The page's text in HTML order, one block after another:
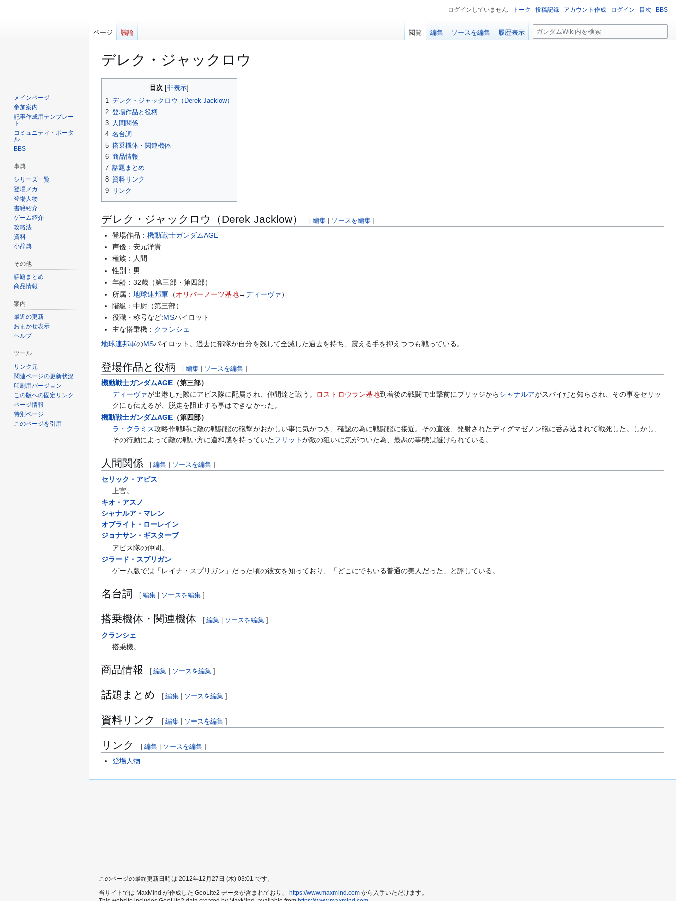
デレク・ジャックロウ
ー
シ
ョ
ン
に
移
動
移
動
目次
1 デレク・ジャックロウ（Derek Jacklow）
2 登場作品と役柄
3 人間関係
4 名台詞
5 搭乗機体・関連機体
6 商品情報
7 話題まとめ
8 資料リンク
9
リンク
デレク・ジャックロウ（Derek Jacklow） [ 編集 ソースを編集 ]
登場作品：機動戦士ガンダムAGE
声優：安元洋貴
種族：人間
性別：男
年齢：32歳（第三部・第四部）
所属：地球連邦軍 （オリバーノーツ基地→ディーヴァ）
階級：中尉（第三部）
役職・称号など:MSパイロット
主な搭乗機： クランシェ
地球連邦軍のMSパイロット。過去に部隊が自分を残して全滅した過去を持ち、震える手を抑えつつも戦っている。
登場作品と役柄 [ 編集 ソースを編集 ]
機動戦士ガンダムAGE （第三部）
ディーヴァが出港した際にアビス隊に配属され、仲間達と戦う。 ロストロウラン基地到着後の戦闘で出撃前にブリッジからシャナルアがスパイだと知らされ、その事をセリッ
クにも伝えるが、脱走を阻止する事はできなかった。
機動戦士ガンダムAGE （第四部）
ラ・グラミス攻略作戦時に敵の戦闘艦の砲撃がおかしい事に気がつき、確認の為に戦闘艦に接近。その直後、発射されたディグマゼノン砲に呑み込まれて戦死した。しかし、
その行動によって敵の戦い方に違和感を持っていたフリットが敵の狙いに気がついた為、最悪の事態は避けられている。
人間関係 [ 編集 ソースを編集 ]
セリック・アビス
上官。
キオ・アスノ
シャナルア・マレン
オブライト・ローレイン
ジョナサン・ギスターブ
アビス隊の仲間。
ジラード・スプリガン
ゲーム版では「レイナ・スプリガン」だった頃の彼女を知っており、「どこにでもいる普通の美人だった」と評している。
名台詞 [ 編集 ソースを編集 ]
搭乗機体・関連機体 [ 編集 ソースを編集 ]
クランシェ
搭乗機。
商品情報 [ 編集 ソースを編集 ]
話題まとめ [ 編集 ソースを編集 ]
資料リンク [ 編集 ソースを編集 ]
リンク [ 編集 ソースを編集 ]
登場人物
ログインしていません トーク 投稿記録 アカウント作成 ログイン 目次 BBS
ページ 議論 閲覧 編集 ソースを編集 履歴表示
検
索
メインページ
参加案内
記事作成用テンプレー
ト
コミュニティ・ポータ
ル
BBS
事典
シリーズ一覧
登場メカ
登場人物
書籍紹介
ゲーム紹介
攻略法
資料
小辞典
その他
話題まとめ
商品情報
案内
最近の更新
おまかせ表示
ヘルプ
ツール
リンク元
関連ページの更新状況
印刷用バージョン
この版への固定リンク
ページ情報
特別ページ
このページを引用
このページの最終更新日時は 2012年12月27日 (木) 03:01 です。
当サイトでは MaxMind が作成した GeoLite2 データが含まれており、 https://www.maxmind.com から入手いただけます。